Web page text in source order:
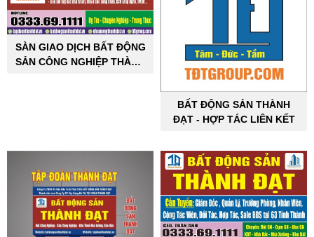
SÀN GIAO DỊCH BẤT ĐỘNG
SẢN CÔNG NGHIỆP THÀNH
BẤT ĐỘNG SẢN THÀNH
ĐẠT - HỢP TÁC LIÊN KẾT